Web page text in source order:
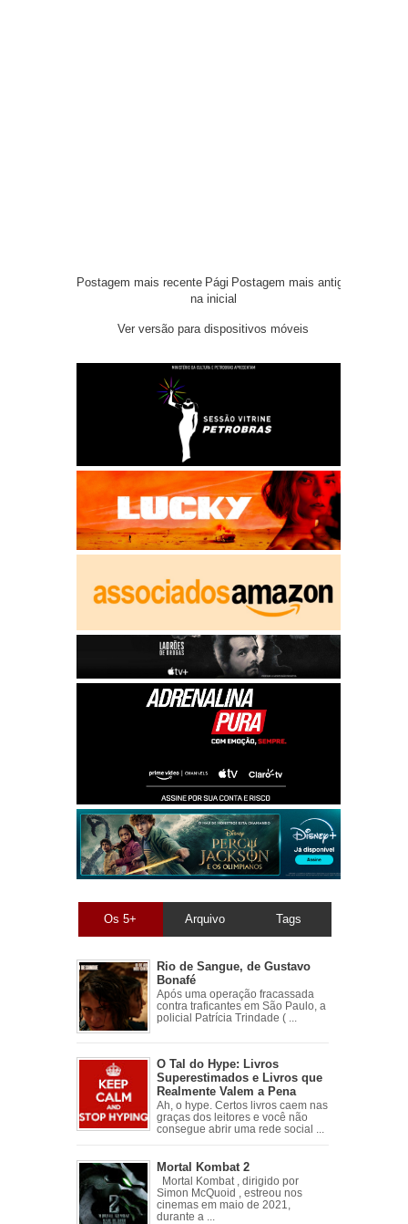
Postagem mais recente Postagem mais antiga
Pági
na inicial
Ver versão para dispositivos móveis
Os 5+ Arquivo Tags
Rio de Sangue, de Gustavo
Bonafé
Após uma operação fracassada
contra traficantes em São Paulo, a
policial Patrícia Trindade ( ...
O Tal do Hype: Livros
Superestimados e Livros que
Realmente Valem a Pena
Ah, o hype. Certos livros caem nas
graças dos leitores e você não
consegue abrir uma rede social ...
Mortal Kombat 2
Mortal Kombat , dirigido por
Simon McQuoid , estreou nos
cinemas em maio de 2021,
durante a ...